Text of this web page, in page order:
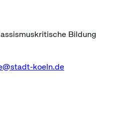
Bildung
koeln.de